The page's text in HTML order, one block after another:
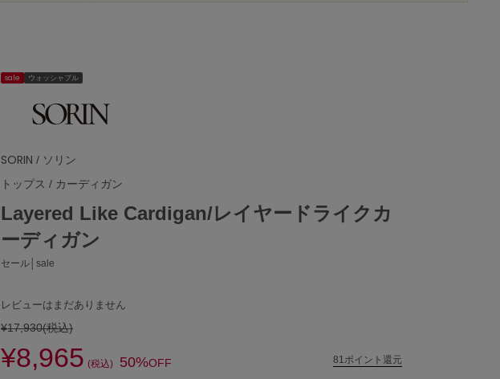
sale ウォッシャブル
SORIN / ソリン
トップス / カーディガン
Layered Like Cardigan/レイヤードライクカ
ーディガン
セール│sale
レビューはまだありません
¥17,930(税込)
¥8,965 (税込) 50%OFF 81ポイント還元